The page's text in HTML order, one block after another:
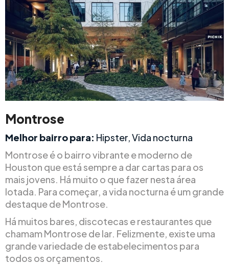
Montrose
Melhor bairro para: Hipster, Vida nocturna
Montrose é o bairro vibrante e moderno de
Houston que está sempre a dar cartas para os
mais jovens. Há muito o que fazer nesta área
lotada. Para começar, a vida nocturna é um grande
destaque de Montrose.
Há muitos bares, discotecas e restaurantes que
chamam Montrose de lar. Felizmente, existe uma
grande variedade de estabelecimentos para
todos os orçamentos.